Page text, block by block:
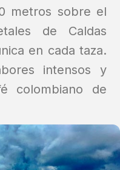
metros sobre el
de Caldas
en cada taza.
intensos y
colombiano de